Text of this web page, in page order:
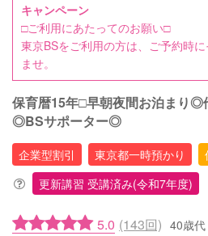
キャンペーン
□️ご利用にあたってのお願い□️
東京BSをご利用の方は、ご予約時
ませ。
保育暦15年□︎早朝夜間お泊まり◎
◎BSサポーター◎
企業型割引 東京都一時預かり
更新講習 受講済み(令和7年度)
5.0 (143回) 40歳